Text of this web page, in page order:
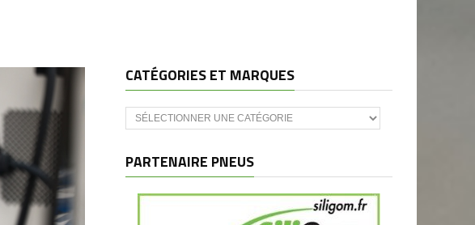
CATÉGORIES ET MARQUES
Catégories
et
PARTENAIRE PNEUS